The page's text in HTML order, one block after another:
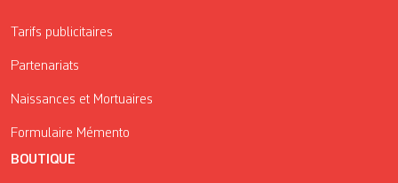
Tarifs publicitaires
Partenariats
Naissances et Mortuaires
Formulaire Mémento
BOUTIQUE